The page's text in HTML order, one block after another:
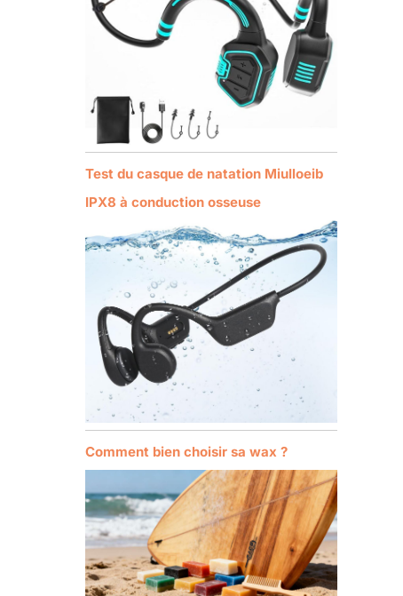
Test du casque de natation Miulloeib
IPX8 à conduction osseuse
Comment bien choisir sa wax ?